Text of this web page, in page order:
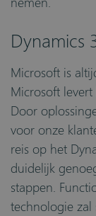
Dynamics
Microsoft is
Microsoft
Door
voor onze
reis op het
duidelijk
stappen.
technologie zal